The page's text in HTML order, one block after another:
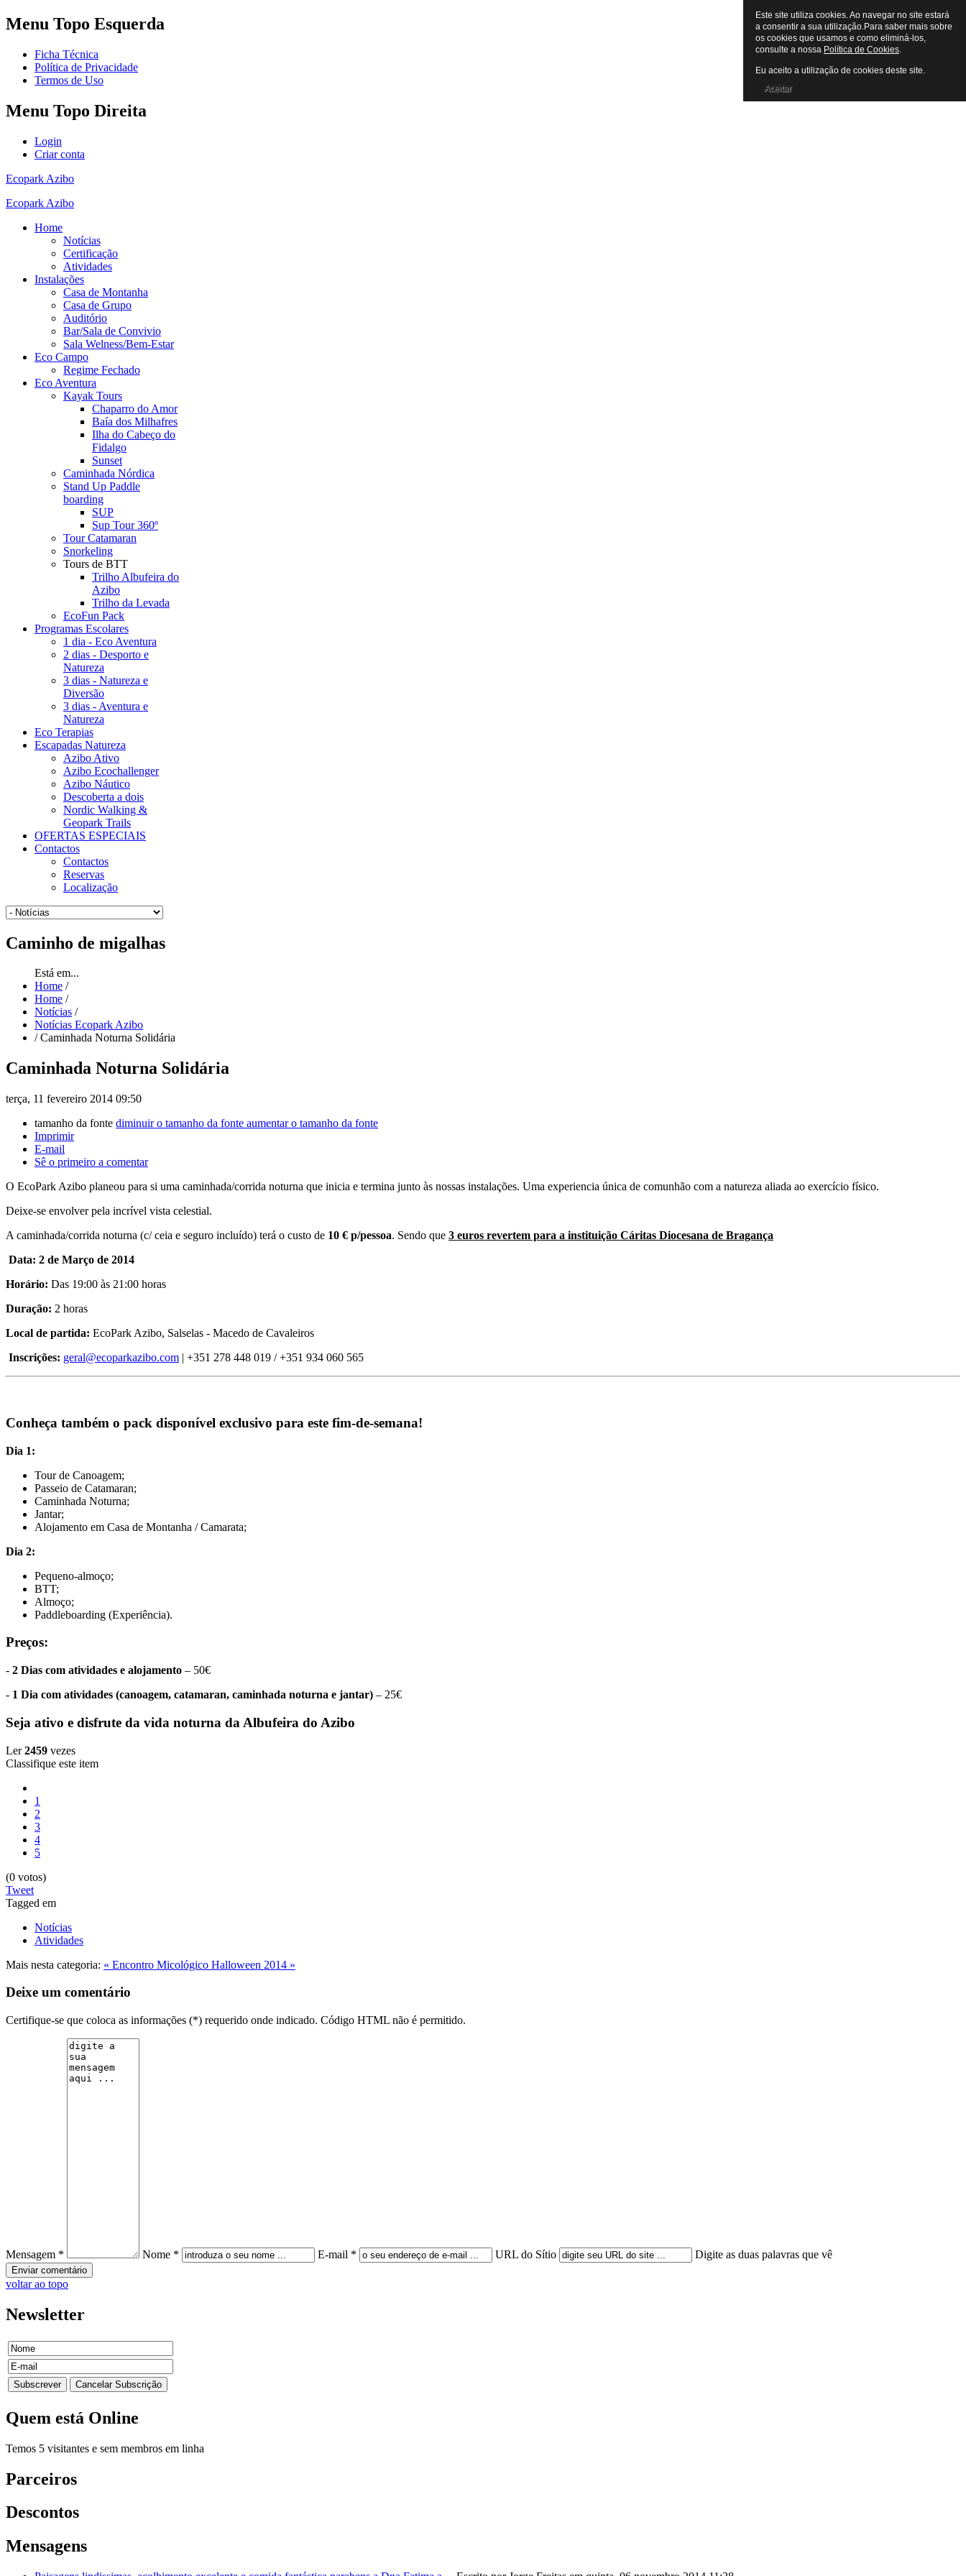
Menu Topo Esquerda
Ficha Técnica
Política de Privacidade
Termos de Uso
Menu Topo Direita
Login
Criar conta
Ecopark Azibo
Ecopark Azibo
Home
Notícias
Certificação
Atividades
Instalações
Casa de Montanha
Casa de Grupo
Auditório
Bar/Sala de Convivio
Sala Welness/Bem-Estar
Eco Campo
Regime Fechado
Eco Aventura
Kayak Tours
Chaparro do Amor
Baía dos Milhafres
Ilha do Cabeço do
Fidalgo
Sunset
Caminhada Nórdica
Stand Up Paddle
boarding
SUP
Sup Tour 360º
Tour Catamaran
Snorkeling
Tours de BTT
Trilho Albufeira do
Azibo
Trilho da Levada
EcoFun Pack
Programas Escolares
1 dia - Eco Aventura
2 dias - Desporto e
Natureza
3 dias - Natureza e
Diversão
3 dias - Aventura e
Natureza
Eco Terapias
Escapadas Natureza
Azibo Ativo
Azibo Ecochallenger
Azibo Náutico
Descoberta a dois
Nordic Walking &
Geopark Trails
OFERTAS ESPECIAIS
Contactos
Contactos
Reservas
Localização
Caminho de migalhas
Está em...
Home /
Home /
Notícias /
Notícias Ecopark Azibo
/ Caminhada Noturna Solidária
Caminhada Noturna Solidária
terça, 11 fevereiro 2014 09:50
tamanho da fonte diminuir o tamanho da fonte aumentar o tamanho da fonte
Imprimir
E-mail
Sê o primeiro a comentar
O EcoPark Azibo planeou para si uma caminhada/corrida noturna que inicia e termina junto às nossas instalações. Uma experiencia única de comunhão com a natureza aliada ao exercício físico.
Deixe-se envolver pela incrível vista celestial.
A caminhada/corrida noturna (c/ ceia e seguro incluído) terá o custo de 10 € p/pessoa. Sendo que 3 euros revertem para a instituição Cáritas Diocesana de Bragança
Data: 2 de Março de 2014
Horário: Das 19:00 às 21:00 horas
Duração: 2 horas
Local de partida: EcoPark Azibo, Salselas - Macedo de Cavaleiros
Inscrições: geral@ecoparkazibo.com | +351 278 448 019 / +351 934 060 565
Conheça também o pack disponível exclusivo para este fim-de-semana!
Dia 1:
Tour de Canoagem;
Passeio de Catamaran;
Caminhada Noturna;
Jantar;
Alojamento em Casa de Montanha / Camarata;
Dia 2:
Pequeno-almoço;
BTT;
Almoço;
Paddleboarding (Experiência).
Preços:
- 2 Dias com atividades e alojamento – 50€
- 1 Dia com atividades (canoagem, catamaran, caminhada noturna e jantar) – 25€
Seja ativo e disfrute da vida noturna da Albufeira do Azibo
Ler2459 vezes
Classifique este item
1
2
3
4
5
(0 votos)
Tweet
Tagged em
Notícias
Atividades
Mais nesta categoria: « Encontro Micológico Halloween 2014 »
Deixe um comentário
Certifique-se que coloca as informações (*) requerido onde indicado. Código HTML não é permitido.
Mensagem * Nome * E-mail * URL do Sítio Digite as duas palavras que vê
voltar ao topo
Newsletter
Quem está Online
Temos 5 visitantes e sem membros em linha
Parceiros
Descontos
Mensagens
Este site utiliza cookies. Ao navegar no site estará
a consentir a sua utilização.Para saber mais sobre
os cookies que usamos e como eliminá-los,
consulte a nossa Política de Cookies.
Eu aceito a utilização de cookies deste site.
Aceitar